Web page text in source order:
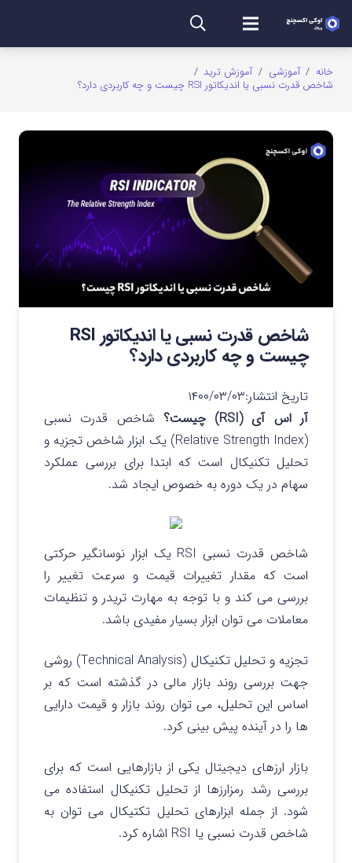
خانه / آموزشی / آموزش ترید /
شاخص قدرت نسبی یا اندیکاتور RSI چیست و چه کاربردی دارد؟
شاخص قدرت نسبی یا اندیکاتور RSI
چیست و چه کاربردی دارد؟
تاریخ انتشار:۱۴۰۰/۰۳/۰۳
آر اس آی (RSI) چیست؟
شاخص قدرت نسبی
(
Relative Strength Index) یک ابزار شاخص تجزیه و
تحلیل تکنیکال است که ابتدا برای بررسی عملکرد
سهام در یک دوره به خصوص ایجاد شد.
شاخص قدرت نسبی RSI یک ابزار نوسانگیر حرکتی
است که مقدار تغییرات قیمت و سرعت تغییر را
بررسی می کند و با توجه به مهارت تریدر و تنظیمات
معاملات می توان ابزار بسیار مفیدی باشد.
تجزیه و تحلیل تکنیکال (Technical Analysis) روشی
جهت بررسی روند بازار مالی در گذشته است که بر
اساس این تحلیل، می توان روند بازار و قیمت دارایی
ها را در آینده پیش بینی کرد.
بازار ارزهای دیجیتال یکی از بازارهایی است که برای
بررسی رشد رمزارزها از تحلیل تکنیکال استفاده می
شود. از جمله ابزارهای تحلیل تکتیکال می توان به
شاخص قدرت نسبی یا RSI اشاره کرد.